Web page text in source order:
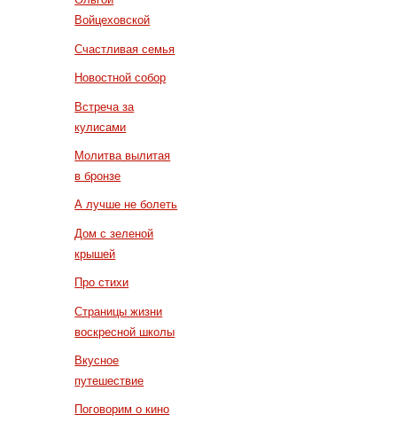
Войцеховской
Счастливая семья
Новостной собор
Встреча за
кулисами
Молитва вылитая
в бронзе
А лучше не болеть
Дом с зеленой
крышей
Про стихи
Страницы жизни
воскресной школы
Вкусное
путешествие
Поговорим о кино